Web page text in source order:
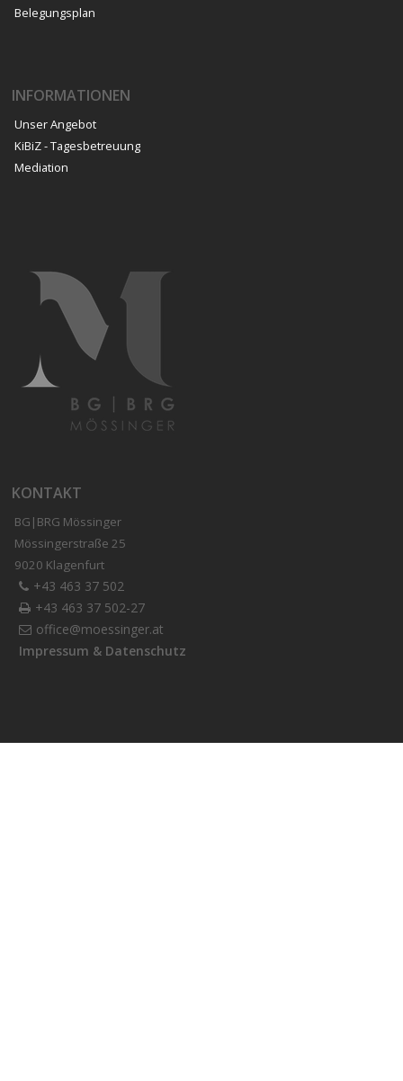
Belegungsplan
INFORMATIONEN
Unser Angebot
KiBiZ - Tagesbetreuung
Mediation
KONTAKT
BG|BRG Mössinger
Mössingerstraße 25
9020 Klagenfurt
+43 463 37 502
+43 463 37 502-27
office@moessinger.at
Impressum & Datenschutz